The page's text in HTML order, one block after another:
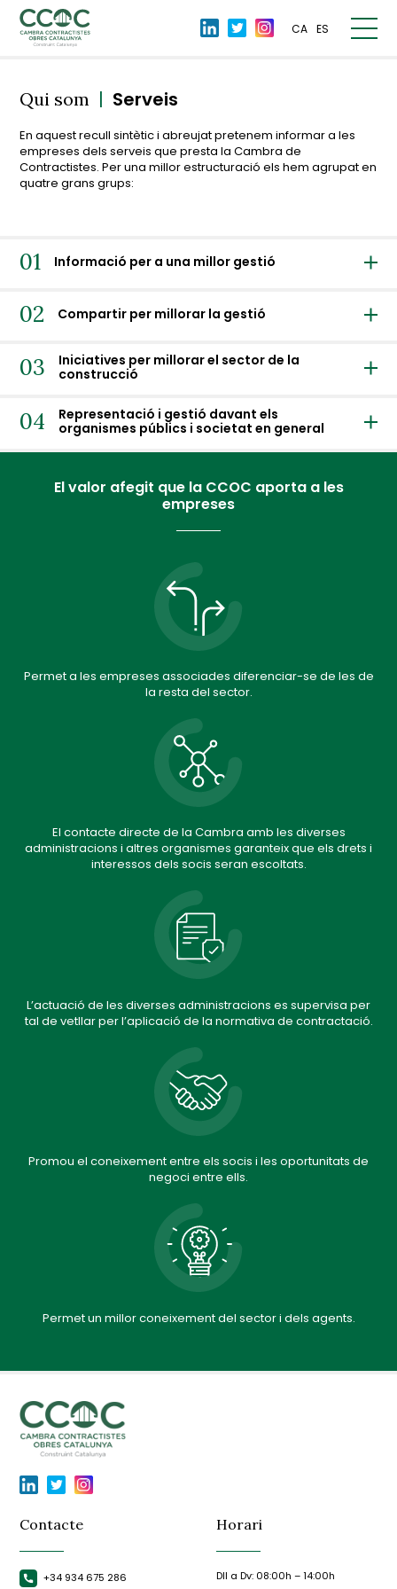
CA ES
Qui som | Serveis
En aquest recull sintètic i abreujat pretenem informar a les
empreses dels serveis que presta la Cambra de
Contractistes. Per una millor estructuració els hem agrupat en
quatre grans grups:
01 Informació per a una millor gestió
02 Compartir per millorar la gestió
03
Iniciatives per millorar el sector de la
construcció
04
Representació i gestió davant els
organismes públics i societat en general
El valor afegit que la CCOC aporta a les
empreses
Permet a les empreses associades diferenciar-se de les de
la resta del sector.
El contacte directe de la Cambra amb les diverses
administracions i altres organismes garanteix que els drets i
interessos dels socis seran escoltats.
L’actuació de les diverses administracions es supervisa per
tal de vetllar per l’aplicació de la normativa de contractació.
Promou el coneixement entre els socis i les oportunitats de
negoci entre ells.
Permet un millor coneixement del sector i dels agents.
Contacte
+34 934 675 286
Horari
Dll a Dv: 08:00h – 14:00h